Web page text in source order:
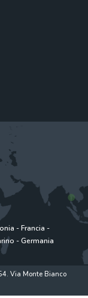
-Francia -
-Germania
Via Monte Bianco